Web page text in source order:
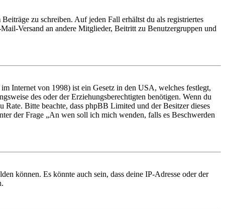
zu schreiben. Auf jeden Fall erhältst du als registriertes
Versand an andere Mitglieder, Beitritt zu Benutzergruppen und
Internet von 1998) ist ein Gesetz in den USA, welches festlegt,
des oder der Erziehungsberechtigten benötigen. Wenn du
Bitte beachte, dass phpBB Limited und der Besitzer dieses
der Frage „An wen soll ich mich wenden, falls es Beschwerden
können. Es könnte auch sein, dass deine IP-Adresse oder der